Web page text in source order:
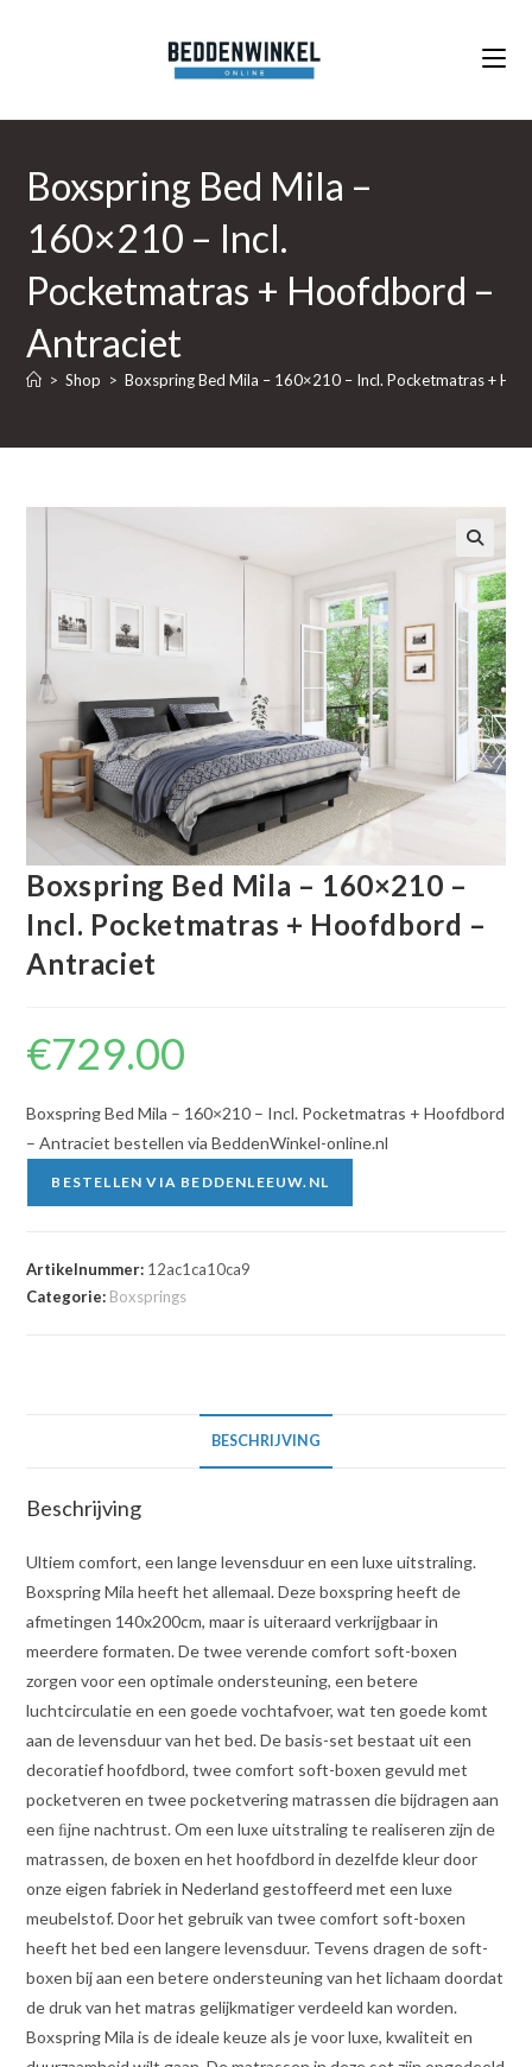
Boxspring Bed Mila –
160×210 – Incl.
Pocketmatras + Hoofdbord –
Antraciet
> Shop > Boxspring Bed Mila – 160×210 – Incl. Pocketmatras +
🔍
Boxspring Bed Mila – 160×210 –
Incl. Pocketmatras + Hoofdbord –
Antraciet
€729.00
Boxspring Bed Mila – 160×210 – Incl. Pocketmatras + Hoofdbord
– Antraciet bestellen via BeddenWinkel-online.nl
BESTELLEN VIA BEDDENLEEUW.NL
Artikelnummer: 12ac1ca10ca9
Categorie: Boxsprings
BESCHRIJVING
Beschrijving
Ultiem comfort, een lange levensduur en een luxe uitstraling.
Boxspring Mila heeft het allemaal. Deze boxspring heeft de
afmetingen 140x200cm, maar is uiteraard verkrijgbaar in
meerdere formaten. De twee verende comfort soft-boxen
zorgen voor een optimale ondersteuning, een betere
luchtcirculatie en een goede vochtafvoer, wat ten goede komt
aan de levensduur van het bed. De basis-set bestaat uit een
decoratief hoofdbord, twee comfort soft-boxen gevuld met
pocketveren en twee pocketvering matrassen die bijdragen aan
een ﬁjne nachtrust. Om een luxe uitstraling te realiseren zijn de
matrassen, de boxen en het hoofdbord in dezelfde kleur door
onze eigen fabriek in Nederland gestoffeerd met een luxe
meubelstof. Door het gebruik van twee comfort soft-boxen
heeft het bed een langere levensduur. Tevens dragen de soft-
boxen bij aan een betere ondersteuning van het lichaam doordat
de druk van het matras gelijkmatiger verdeeld kan worden.
Boxspring Mila is de ideale keuze als je voor luxe, kwaliteit en